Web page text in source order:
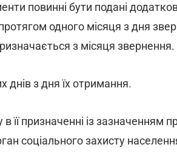
повинні бути подані
одного місяця з дня
з місяця звернення.
з дня їх отримання.
її призначенні із зазначенням
соціального захисту